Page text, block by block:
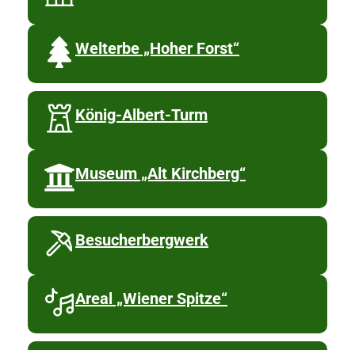
Welterbe „Hoher Forst“
König-Albert-Turm
Museum „Alt Kirchberg“
Besucherbergwerk
Areal „Wiener Spitze“